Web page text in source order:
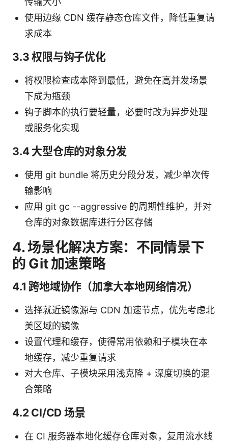
使用边缘 CDN 缓存静态仓库文件，降低重复请
求成本
3.3 权限与钩子优化
将权限检查成本降到最低，避免在高并发场景
下成为瓶颈
钩子脚本的执行要轻量，必要时改为异步处理
或服务化实现
3.4 大型仓库的对象分发
使用 git bundle 将历史分段分发，减少单次传
输影响
应用 git gc --aggressive 的周期性维护，并对
仓库的对象数据库进行分区存储
4. 场景化解决方案：不同情景下
的 Git 加速策略
4.1 跨地域协作（加拿大本地网络情况）
选择就近镜像源与 CDN 加速节点，优先考虑北
美区域的镜像
设置代理和缓存，使得常用依赖和子模块在本
地缓存，减少重复请求
对大仓库、子模块采用浅克隆 + 深度切换的混
合策略
4.2 CI/CD 场景
在 CI 服务器本地化缓存仓库对象，复用流水线